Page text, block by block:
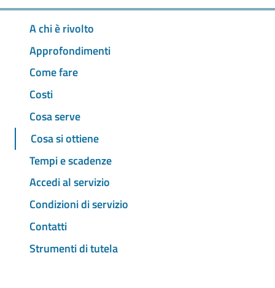
A chi è rivolto
Approfondimenti
Come fare
Costi
Cosa serve
Cosa si ottiene
Tempi e scadenze
Accedi al servizio
Condizioni di servizio
Contatti
Strumenti di tutela